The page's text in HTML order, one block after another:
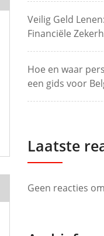
Veilig Geld
Financiële
Hoe en waar
een gids voor
Laatste
Geen reacties